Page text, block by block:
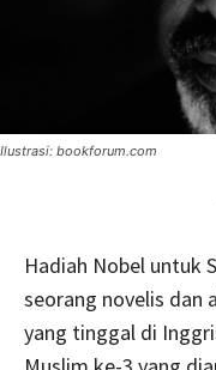
Ilustrasi: bookforum.com
Hadiah Nobel untuk
seorang novelis dan
yang tinggal di